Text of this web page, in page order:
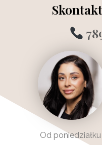
Od